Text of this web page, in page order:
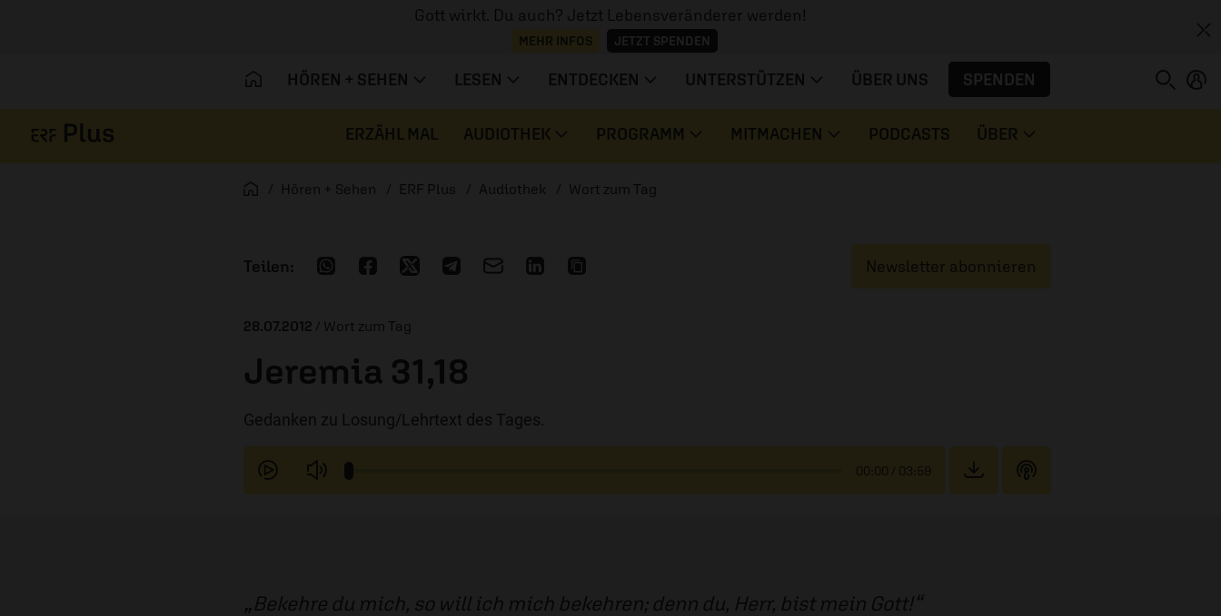
Gott wirkt. Du auch? Jetzt Lebensveränderer werden!
MEHR INFOS JETZT SPENDEN
HÖREN + SEHEN LESEN ENTDECKEN UNTERSTÜTZEN ÜBER UNS SPENDEN
ERZÄHL MAL AUDIOTHEK PROGRAMM MITMACHEN PODCASTS ÜBER
Startseite
Hören + Sehen ERF Plus Audiothek Wort zum Tag
Newsletter abonnieren
28.07.2012 / Wort zum Tag
Jeremia 31,18
Gedanken zu Losung/Lehrtext des Tages.
00:00 / 03:59
Bekehre du mich, so will ich mich bekehren; denn du, Herr, bist mein Gott!